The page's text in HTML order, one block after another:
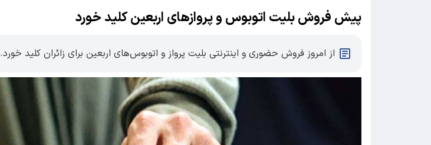
پیش فروش بلیت اتوبوس و پرواز‌های اربعین کلید خورد
از امروز فروش حضوری و اینترنتی بلیت پرواز و اتوبوس‌های اربعین برای زائران کلید خورد.